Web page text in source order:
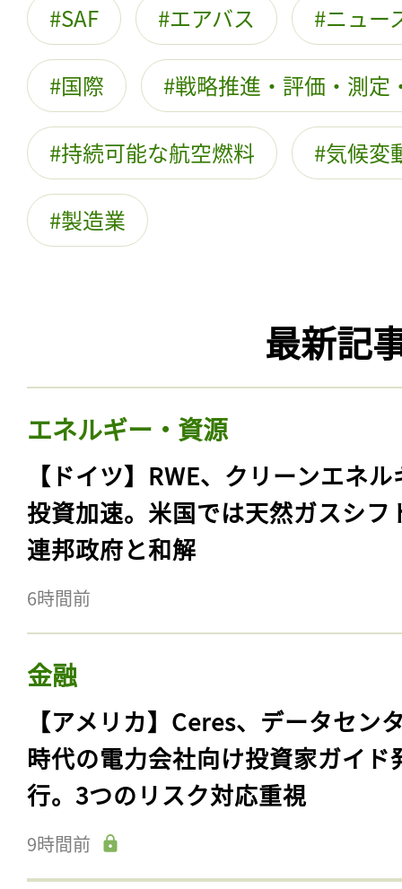
SAF エアバス ニュー
国際 戦略推進・評価・測定
持続可能な航空燃料 気候変
製造業
最新記
エネルギー・資源
【ドイツ】RWE、クリーンエネ
投資加速。米国では天然ガスシフ
連邦政府と和解
6時間前
金融
【アメリカ】Ceres、データセン
時代の電力会社向け投資家ガイド
行。3つのリスク対応重視
9時間前